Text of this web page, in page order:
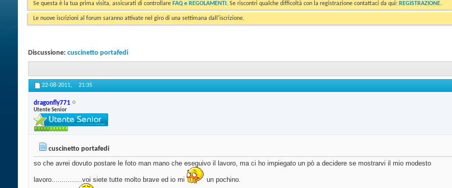
Se questa è la tua prima visita, assicurati di controllare FAQ e REGOLAMENTI . Se riscontri qualche difficoltà con la registrazione contattaci da qui: REGISTRAZIONE.
Le nuove iscrizioni al forum saranno attivate nel giro di una settimana dall'iscrizione.
Discussione: cuscinetto portafedi
22-08-2011, 21:35
dragonfly771
Utente Senior
cuscinetto portafedi
so che avrei dovuto postare le foto man mano che eseguivo il lavoro, ma ci ho impiegato un pò a decidere se mostrarvi il mio modesto
lavoro...............voi siete tutte molto brave ed io mi un pochino.